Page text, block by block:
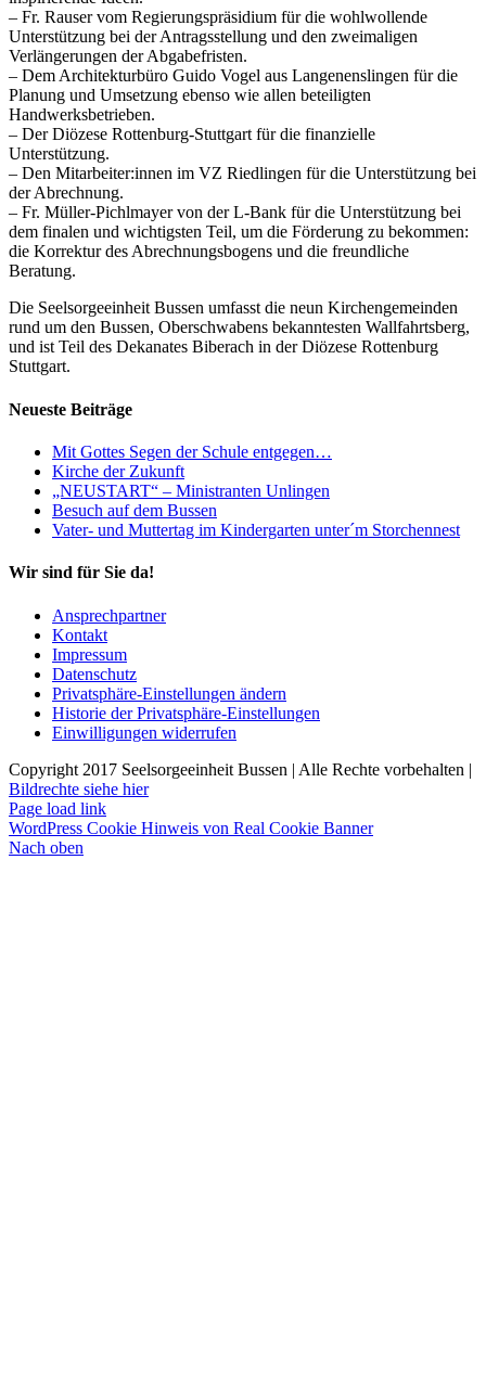
– Fr. Rauser vom Regierungspräsidium für die wohlwollende
Unterstützung bei der Antragsstellung und den zweimaligen
Verlängerungen der Abgabefristen.
– Dem Architekturbüro Guido Vogel aus Langenenslingen für die
Planung und Umsetzung ebenso wie allen beteiligten
Handwerksbetrieben.
– Der Diözese Rottenburg-Stuttgart für die finanzielle
Unterstützung.
– Den Mitarbeiter:innen im VZ Riedlingen für die Unterstützung bei
der Abrechnung.
– Fr. Müller-Pichlmayer von der L-Bank für die Unterstützung bei
dem finalen und wichtigsten Teil, um die Förderung zu bekommen:
die Korrektur des Abrechnungsbogens und die freundliche
Beratung.
Die Seelsorgeeinheit Bussen umfasst die neun Kirchengemeinden
rund um den Bussen, Oberschwabens bekanntesten Wallfahrtsberg,
und ist Teil des Dekanates Biberach in der Diözese Rottenburg
Stuttgart.
Neueste Beiträge
Mit Gottes Segen der Schule entgegen…
Kirche der Zukunft
„NEUSTART“ – Ministranten Unlingen
Besuch auf dem Bussen
Vater- und Muttertag im Kindergarten unter´m Storchennest
Wir sind für Sie da!
Ansprechpartner
Kontakt
Impressum
Datenschutz
Privatsphäre-Einstellungen ändern
Historie der Privatsphäre-Einstellungen
Einwilligungen widerrufen
Copyright 2017 Seelsorgeeinheit Bussen | Alle Rechte vorbehalten |
Bildrechte siehe hier
Page load link
WordPress Cookie Hinweis von Real Cookie Banner
Nach oben